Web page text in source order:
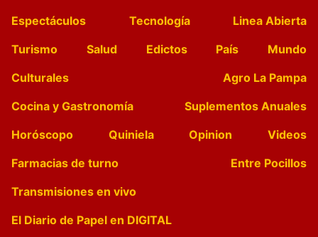
Espectáculos
Tecnología
Linea Abierta
Turismo
Salud Edictos País
Mundo
Culturales
Agro La Pampa
Cocina y Gastronomía
Suplementos Anuales
Horóscopo
Quiniela Opinion
Videos
Farmacias de turno
Entre Pocillos
Transmisiones en vivo
El Diario de Papel en DIGITAL